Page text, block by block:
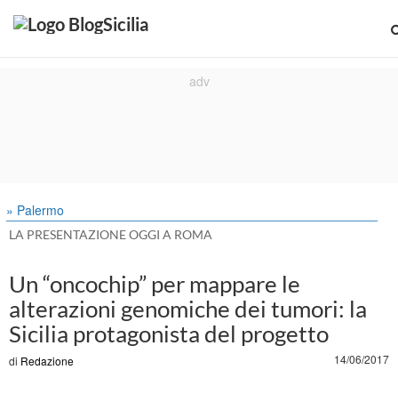
» Palermo
LA PRESENTAZIONE OGGI A ROMA
Un “oncochip” per mappare le
alterazioni genomiche dei tumori: la
Sicilia protagonista del progetto
di Redazione 14/06/2017